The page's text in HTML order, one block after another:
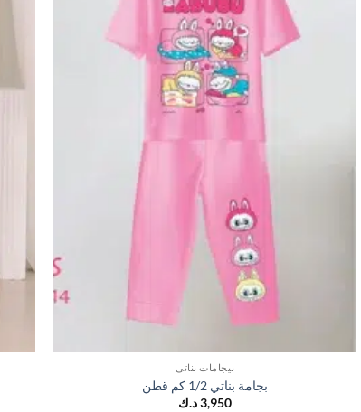
بيجامات بناتي
بجامة بناتي 1/2 كم قطن
3,950د.ك